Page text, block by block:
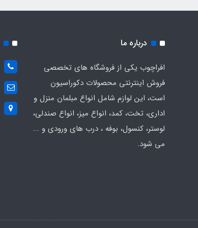
درباره ما
افراچوب یکی از فروشگاه های تخصصی
فروش اینترنتی محصولات دکوراسیون
است، این لوازم شامل انواع مبلمان منزل و
اداری، تخت، کمد، انواع میز، انواع صندلی،
لوستر، کنسول، بوفه ، درب های ورودی و ...
می شود.